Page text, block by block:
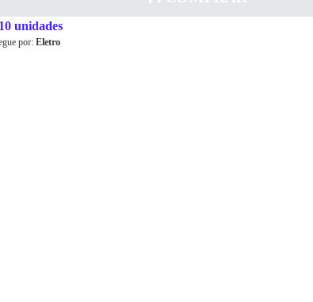
10 unidades
por: Eletro